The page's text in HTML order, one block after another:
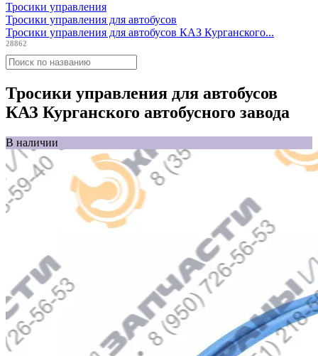
Тросики управления
Тросики управления для автобусов
Тросики управления для автобусов КАЗ Курганского...
28862
Тросики управления для автобусов
КАЗ Курганского автобусного завода
В наличии